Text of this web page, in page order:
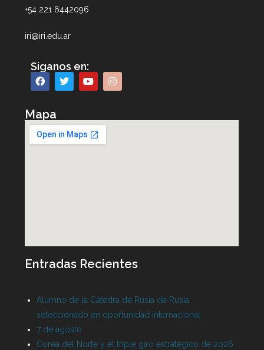
+54 221 6442096
iri@iri.edu.ar
Siganos en:
Mapa
Entradas Recientes
Alumno de la Cátedra de Rusia de Rusia
seleccionado en oportunidad internacional
7 de agosto
Corea del Norte y el triple giro estratégico de 2026